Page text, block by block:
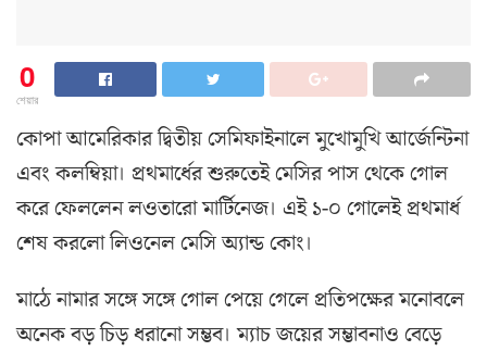
0
শেয়ার
কোপা আমেরিকার দ্বিতীয় সেমিফাইনালে মুখোমুখি আর্জেন্টিনা
এবং কলম্বিয়া। প্রথমার্ধের শুরুতেই মেসির পাস থেকে গোল
করে ফেললেন লওতারো মার্টিনেজ। এই ১-০ গোলেই প্রথমার্ধ
শেষ করলো লিওনেল মেসি অ্যান্ড কোং।
মাঠে নামার সঙ্গে সঙ্গে গোল পেয়ে গেলে প্রতিপক্ষের মনোবলে
অনেক বড় চিড় ধরানো সম্ভব। ম্যাচ জয়ের সম্ভাবনাও বেড়ে